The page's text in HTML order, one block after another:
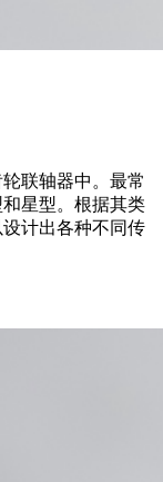
联轴器中。最常
星型。根据其类
计出各种不同传